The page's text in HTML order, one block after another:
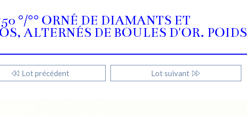
°/°° ORNÉ DE DIAMANTS ET
ALTERNÉS DE BOULES D'OR. POIDS
Lot précédent Lot suivant